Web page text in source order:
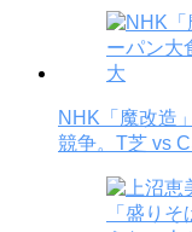
NHK「魔改造
競争。T芝 vs